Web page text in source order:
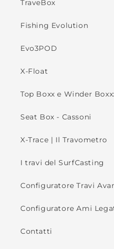
TraveBox
Fishing Evolution
Evo3POD
X-Float
Top Boxx e Winder
Seat Box - Cassoni
X-Trace | Il Travometro
I travi del SurfCasting
Configuratore Travi
Configuratore Ami
Contatti